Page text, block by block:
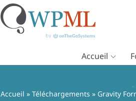
Accueil
Accueil » Téléchargements » Gravity